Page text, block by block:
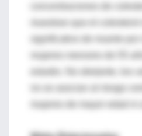
muestran que el
significativo de muerte por
no se asocian al riesgo
mujeres de mayor edad ni